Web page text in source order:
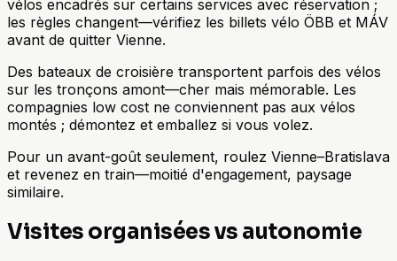
vélos encadrés sur certains services avec réservation ;
les règles changent—vérifiez les billets vélo ÖBB et MÁV
avant de quitter Vienne.
Des bateaux de croisière transportent parfois des vélos
sur les tronçons amont—cher mais mémorable. Les
compagnies low cost ne conviennent pas aux vélos
montés ; démontez et emballez si vous volez.
Pour un avant-goût seulement, roulez Vienne–Bratislava
et revenez en train—moitié d'engagement, paysage
similaire.
Visites organisées vs autonomie